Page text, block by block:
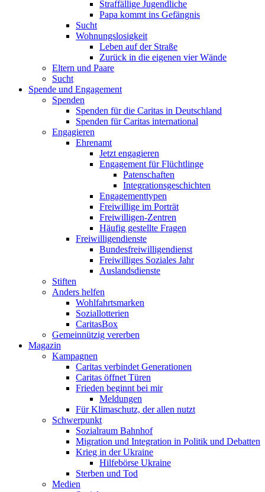
Straffällige Jugendliche
Papa kommt ins Gefängnis
Sucht
Wohnungslosigkeit
Leben auf der Straße
Zurück in die eigenen vier Wände
Eltern und Paare
Sucht
Spende und Engagement
Spenden
Spenden für die Caritas in Deutschland
Spenden für Caritas international
Engagieren
Ehrenamt
Jetzt engagieren
Engagement für Flüchtlinge
Patenschaften
Integrationsgeschichten
Engagementtypen
Freiwillige im Porträt
Freiwilligen-Zentren
Häufig gestellte Fragen
Freiwilligendienste
Bundesfreiwilligendienst
Freiwilliges Soziales Jahr
Auslandsdienste
Stiften
Anders helfen
Wohlfahrtsmarken
Soziallotterien
CaritasBox
Gemeinnützig vererben
Magazin
Kampagnen
Caritas verbindet Generationen
Caritas öffnet Türen
Frieden beginnt bei mir
Meldungen
Für Klimaschutz, der allen nutzt
Schwerpunkt
Sozialraum Bahnhof
Migration und Integration in Politik und Debatten
Krieg in der Ukraine
Hilfebörse Ukraine
Sterben und Tod
Medien